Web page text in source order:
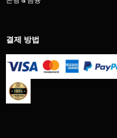
결제 방법